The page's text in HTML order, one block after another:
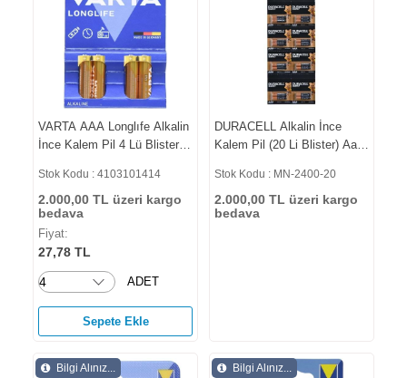
VARTA AAA Longlıfe Alkalin
İnce Kalem Pil 4 Lü Blister
Stok Kodu : 4103101414
2.000,00 TL üzeri kargo
bedava
Fiyat:
27,78 TL
ADET
Sepete Ekle
DURACELL Alkalin İnce
Kalem Pil (20 Li Blister) Aaa
Stok Kodu : MN-2400-20
2.000,00 TL üzeri kargo
bedava
Bilgi Alınız... Bilgi Alınız...